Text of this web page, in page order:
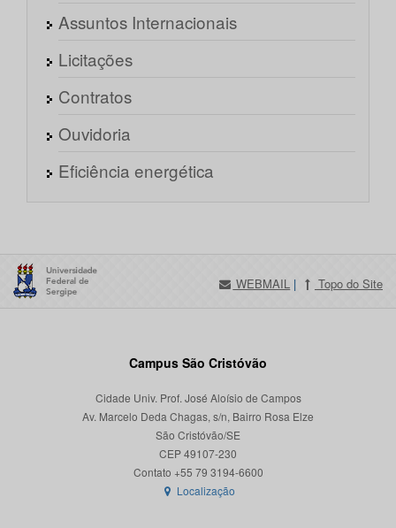
Assuntos Internacionais
Licitações
Contratos
Ouvidoria
Eficiência energética
WEBMAIL | Topo do Site
Campus São Cristóvão
Cidade Univ. Prof. José Aloísio de Campos
Av. Marcelo Deda Chagas, s/n, Bairro Rosa Elze
São Cristóvão/SE
CEP 49107-230
Localização